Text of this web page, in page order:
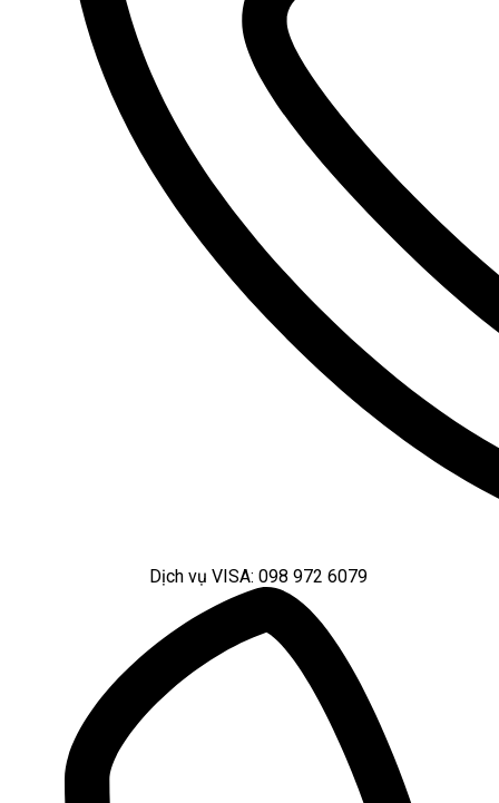
Dịch vụ VISA: 098 972 6079